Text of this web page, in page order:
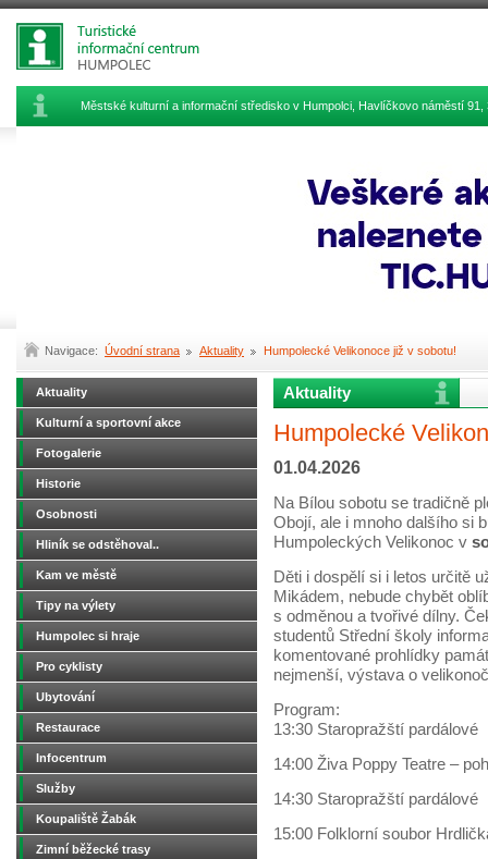
Městské kulturní a informační středisko v Humpolci, Havlíčkovo náměstí
Navigace: Úvodní strana Aktuality Humpolecké Velikonoce již v sobotu!
Aktuality
Kulturní a sportovní akce
Fotogalerie
Historie
Osobnosti
Hliník se odstěhoval..
Kam ve městě
Tipy na výlety
Humpolec si hraje
Pro cyklisty
Ubytování
Restaurace
Infocentrum
Služby
Koupaliště Žabák
Zimní běžecké trasy
Aktuality
Humpolecké
01.04.2026
Na Bílou sobotu se tradičně
Obojí, ale i mnoho dalšího si
Humpoleckých Velikonoc v
Děti i dospělí si i letos určitě
Mikádem, nebude chybět
s odměnou a tvořivé dílny.
studentů Střední školy
komentované prohlídky
nejmenší, výstava o
Program:
13:30 Staropražští pardálové
14:00 Živa Poppy Teatre –
14:30 Staropražští pardálové
15:00 Folklorní soubor